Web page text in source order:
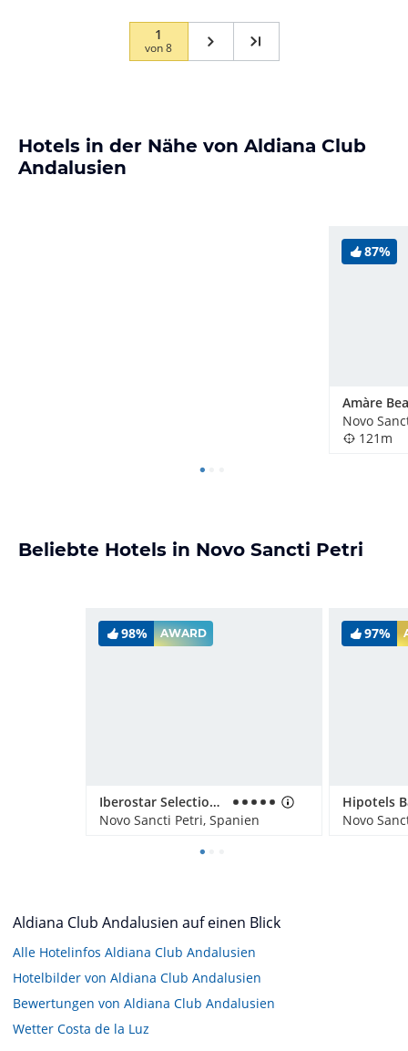
1
von8
Hotels in der Nähe von Aldiana Club
Andalusien
87%
Novo
121m
Beliebte Hotels in Novo Sancti Petri
98% AWARD
Iberostar Selection Andalucía Playa
Novo Sancti Petri, Spanien
97%
Novo
Aldiana Club Andalusien auf einen Blick
Alle Hotelinfos Aldiana Club Andalusien
Hotelbilder von Aldiana Club Andalusien
Bewertungen von Aldiana Club Andalusien
Wetter Costa de la Luz